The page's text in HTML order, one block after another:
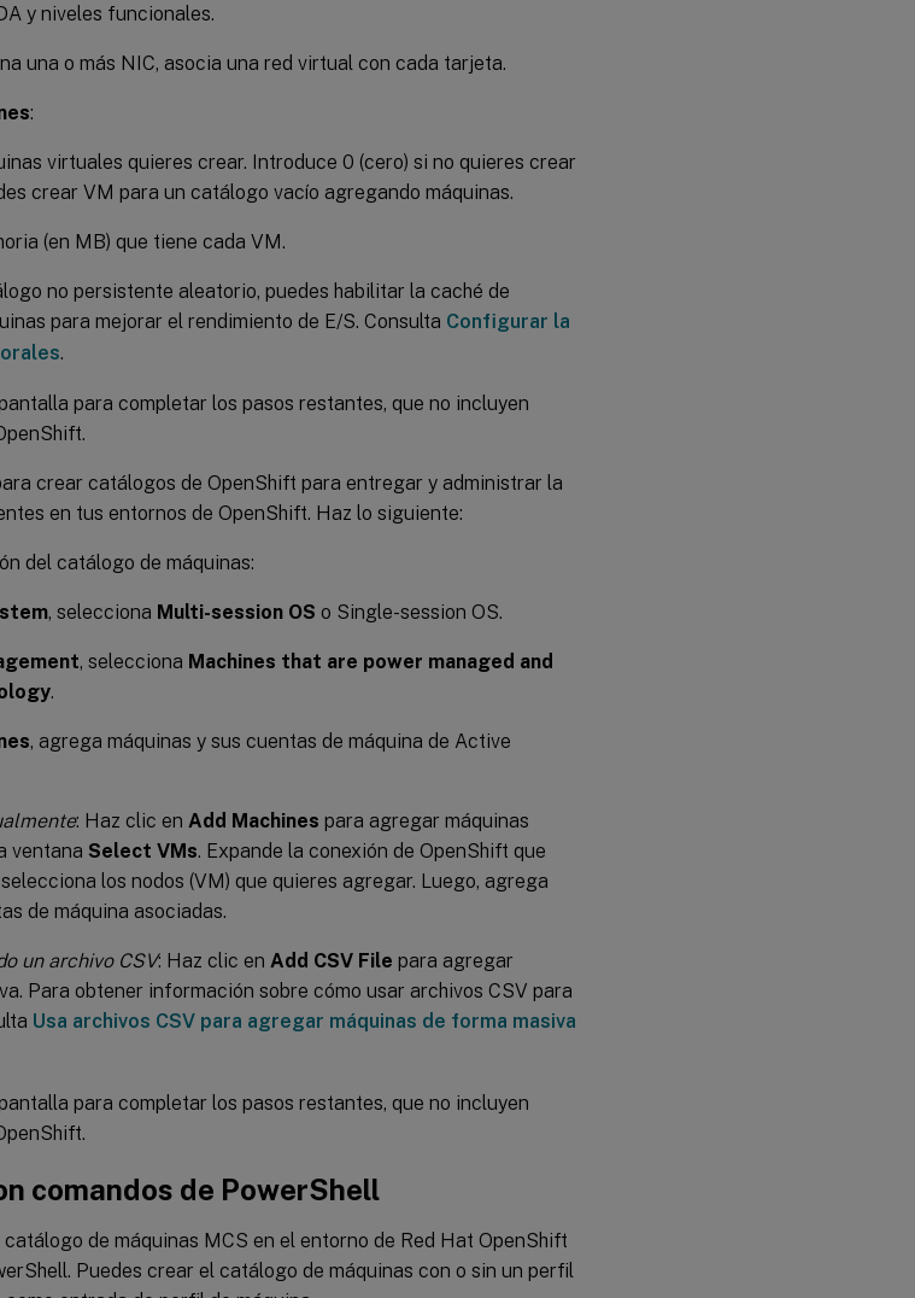
y niveles funcionales.
una o más NIC, asocia una red virtual con cada tarjeta.
:
virtuales quieres crear. Introduce 0 (cero) si no quieres crear
crear VM para un catálogo vacío agregando máquinas.
(en MB) que tiene cada VM.
no persistente aleatorio, puedes habilitar la caché de
para mejorar el rendimiento de E/S. Consulta Configurar la
.
para completar los pasos restantes, que no incluyen
crear catálogos de OpenShift para entregar y administrar la
en tus entornos de OpenShift. Haz lo siguiente:
del catálogo de máquinas:
, selecciona Multi-session OS o Single-session OS.
, selecciona Machines that are power managed and
.
, agrega máquinas y sus cuentas de máquina de Active
: Haz clic en Add Machines para agregar máquinas
ventana Select VMs. Expande la conexión de OpenShift que
los nodos (VM) que quieres agregar. Luego, agrega
de máquina asociadas.
un archivo CSV: Haz clic en Add CSV File para agregar
Para obtener información sobre cómo usar archivos CSV para
Usa archivos CSV para agregar máquinas de forma masiva
para completar los pasos restantes, que no incluyen
comandos de PowerShell
de máquinas MCS en el entorno de Red Hat OpenShift
Puedes crear el catálogo de máquinas con o sin un perfil